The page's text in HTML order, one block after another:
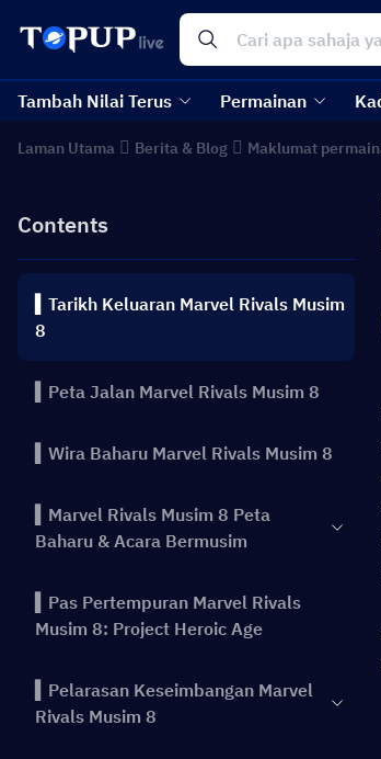
Tambah Nilai Terus Permainan
Laman Utama Berita & Blog Maklumat
Contents
▍Tarikh Keluaran Marvel Rivals Musim
8
▍Peta Jalan Marvel Rivals Musim 8
▍Wira Baharu Marvel Rivals Musim 8
▍Marvel Rivals Musim 8 Peta
Baharu & Acara Bermusim
▍Pas Pertempuran Marvel Rivals
Musim 8: Project Heroic Age
▍Pelarasan Keseimbangan Marvel
Rivals Musim 8